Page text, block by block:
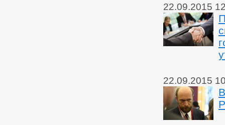
22.09.2015
22.09.2015